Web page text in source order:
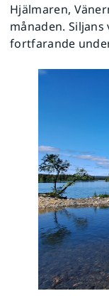
Hjälmaren,
månaden.
fortfarande